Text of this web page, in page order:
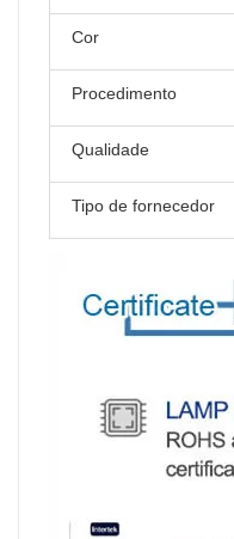
Cor
Procedimento
Qualidade
Tipo de fornecedor